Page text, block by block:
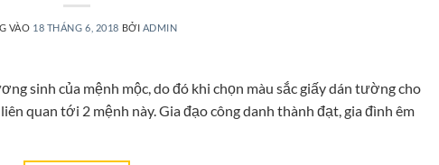
VÀO 18 THÁNG 6, 2018 BỞI ADMIN
sinh của mệnh mộc, do đó khi chọn màu sắc giấy dán tường cho
quan tới 2 mệnh này. Gia đạo công danh thành đạt, gia đình êm